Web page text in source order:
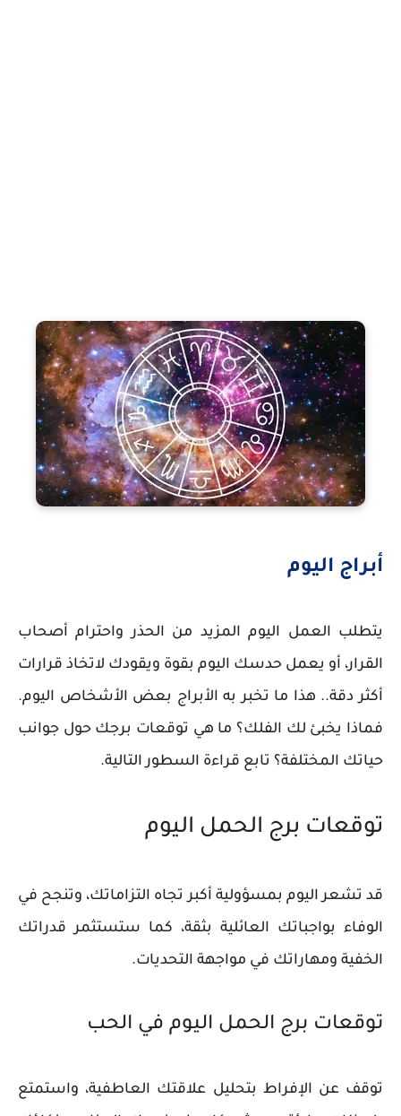
أبراج اليوم
يتطلب العمل اليوم المزيد من الحذر واحترام أصحاب
القرار، أو يعمل حدسك اليوم بقوة ويقودك لاتخاذ قرارات
أكثر دقة.. هذا ما تخبر به الأبراج بعض الأشخاص اليوم.
فماذا يخبئ لك الفلك؟ ما هي توقعات برجك حول جوانب
حياتك المختلفة؟ تابع قراءة السطور التالية.
توقعات برج الحمل اليوم
قد تشعر اليوم بمسؤولية أكبر تجاه التزاماتك، وتنجح في
الوفاء بواجباتك العائلية بثقة، كما ستستثمر قدراتك
الخفية ومهاراتك في مواجهة التحديات.
توقعات برج الحمل اليوم في الحب
توقف عن الإفراط بتحليل علاقتك العاطفية، واستمتع